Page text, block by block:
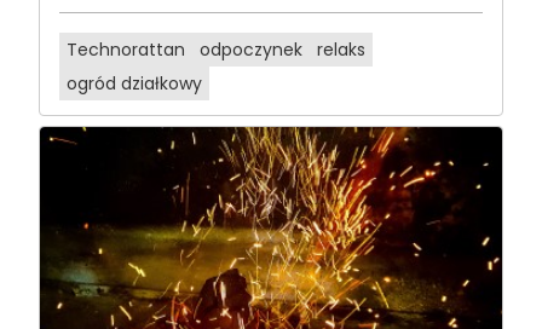
Technorattan odpoczynek relaks
ogród działkowy